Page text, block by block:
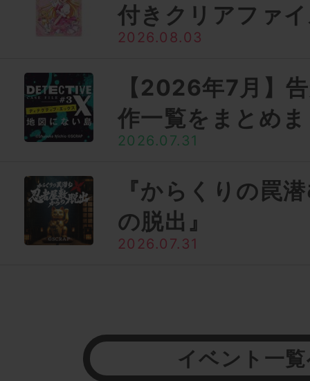
付きクリアファ
2026.08.03
【2026年7月】
作一覧をまとめ
2026.07.31
『からくりの罠
の脱出』
2026.07.31
イベント一